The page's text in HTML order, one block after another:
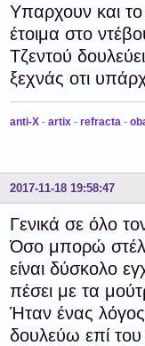
Υπαρχουν και
έτοιμα στο
Τζεντού
ξεχνάς οτι
anti-X - artix - refracta -
2017-11-18 19:58:47
Γενικά σε όλο
Όσο μπορώ
είναι δύσκολο
πέσει με τα
Ήταν ένας
δουλεύω επί